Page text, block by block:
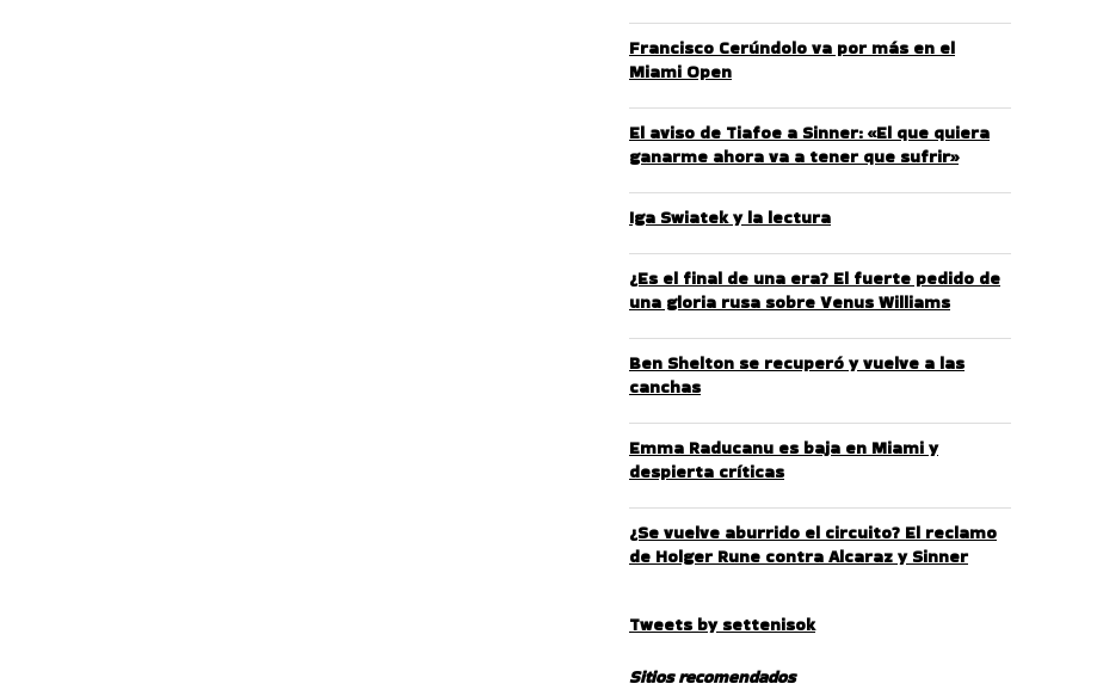
Francisco Cerúndolo va por más en el
Miami Open
El aviso de Tiafoe a Sinner: «El que quiera
ganarme ahora va a tener que sufrir»
Iga Swiatek y la lectura
¿Es el final de una era? El fuerte pedido de
una gloria rusa sobre Venus Williams
Ben Shelton se recuperó y vuelve a las
canchas
Emma Raducanu es baja en Miami y
despierta críticas
¿Se vuelve aburrido el circuito? El reclamo
de Holger Rune contra Alcaraz y Sinner
Tweets by settenisok
Sitios recomendados